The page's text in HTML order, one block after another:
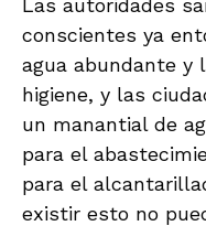
Las autoridades
conscientes ya
agua abundante y
higiene, y las
un manantial de
para el
para el
existir esto no